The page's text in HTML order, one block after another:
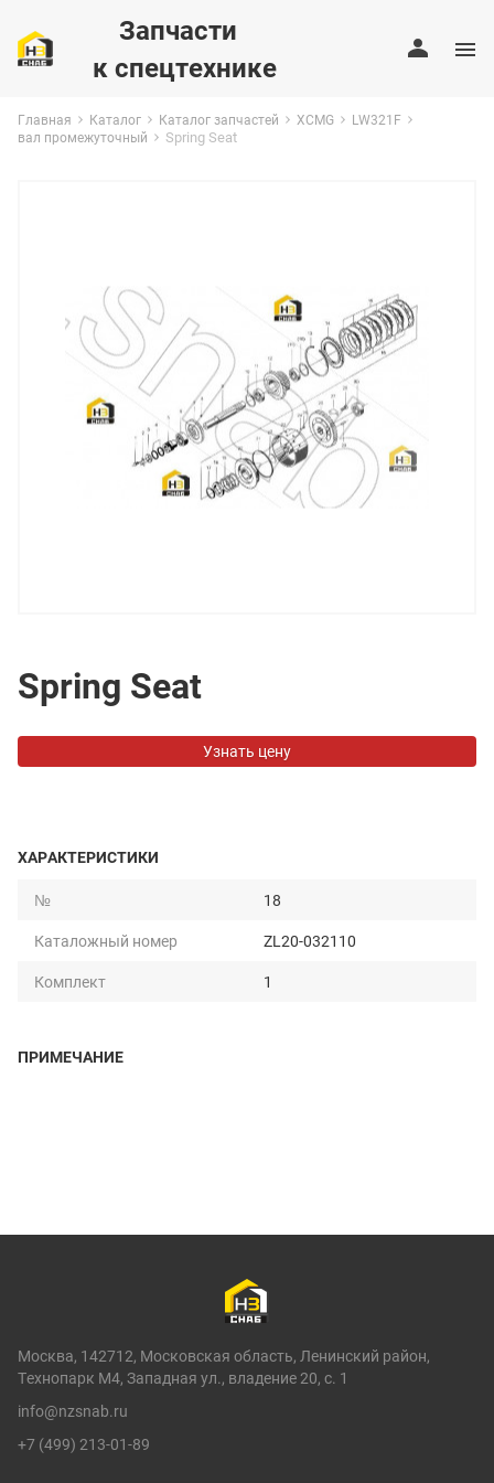
Запчасти
к спецтехнике
Главная Каталог Каталог запчастей XCMG
LW321F
вал промежуточный
Spring Seat
Spring Seat
Узнать цену
ХАРАКТЕРИСТИКИ
№
18
Каталожный номер
ZL20-032110
Комплект
1
ПРИМЕЧАНИЕ
Москва, 142712, Московская область, Ленинский район,
Технопарк М4, Западная ул., владение 20, с. 1
info@nzsnab.ru
+7 (499) 213-01-89